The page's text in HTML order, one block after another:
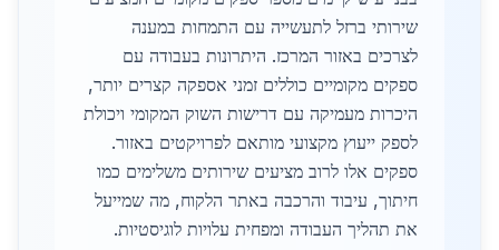
שירותי ברזל לתעשייה עם התמחות במענה
לצרכים באזור המרכז. היתרונות בעבודה עם
ספקים מקומיים כוללים זמני אספקה קצרים יותר,
היכרות מעמיקה עם דרישות השוק המקומי ויכולת
לספק ייעוץ מקצועי מותאם לפרויקטים באזור.
ספקים אלו לרוב מציעים שירותים משלימים כמו
חיתוך, עיבוד והרכבה באתר הלקוח, מה שמייעל
את תהליך העבודה ומפחית עלויות לוגיסטיות.